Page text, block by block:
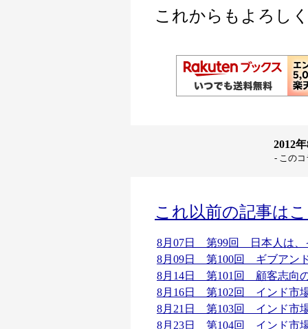
これからもよろし
2012
- この
これ以前の記事は
8月07日 第99回 日本人は、
8月09日 第100回 ギブアン
8月14日 第101回 顧客志向
8月16日 第102回 インド市
8月21日 第103回 インド市
8月23日 第104回 インド市